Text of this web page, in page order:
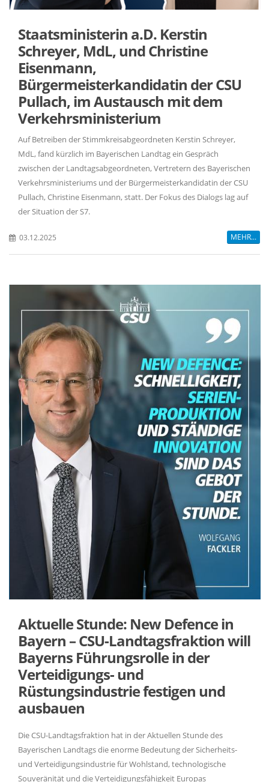
Staatsministerin a.D. Kerstin
Schreyer, MdL, und Christine
Eisenmann,
Bürgermeisterkandidatin der CSU
Pullach, im Austausch mit dem
Verkehrsministerium
Auf Betreiben der Stimmkreisabgeordneten Kerstin Schreyer,
MdL, fand kürzlich im Bayerischen Landtag ein Gespräch
zwischen der Landtagsabgeordneten, Vertretern des Bayerischen
Verkehrsministeriums und der Bürgermeisterkandidatin der CSU
Pullach, Christine Eisenmann, statt. Der Fokus des Dialogs lag auf
der Situation der S7.
03.12.2025 MEHR...
Aktuelle Stunde: New Defence in
Bayern – CSU-Landtagsfraktion will
Bayerns Führungsrolle in der
Verteidigungs- und
Rüstungsindustrie festigen und
ausbauen
Die CSU-Landtagsfraktion hat in der Aktuellen Stunde des
Bayerischen Landtags die enorme Bedeutung der Sicherheits-
und Verteidigungsindustrie für Wohlstand, technologische
Souveränität und die Verteidigungsfähigkeit Europas